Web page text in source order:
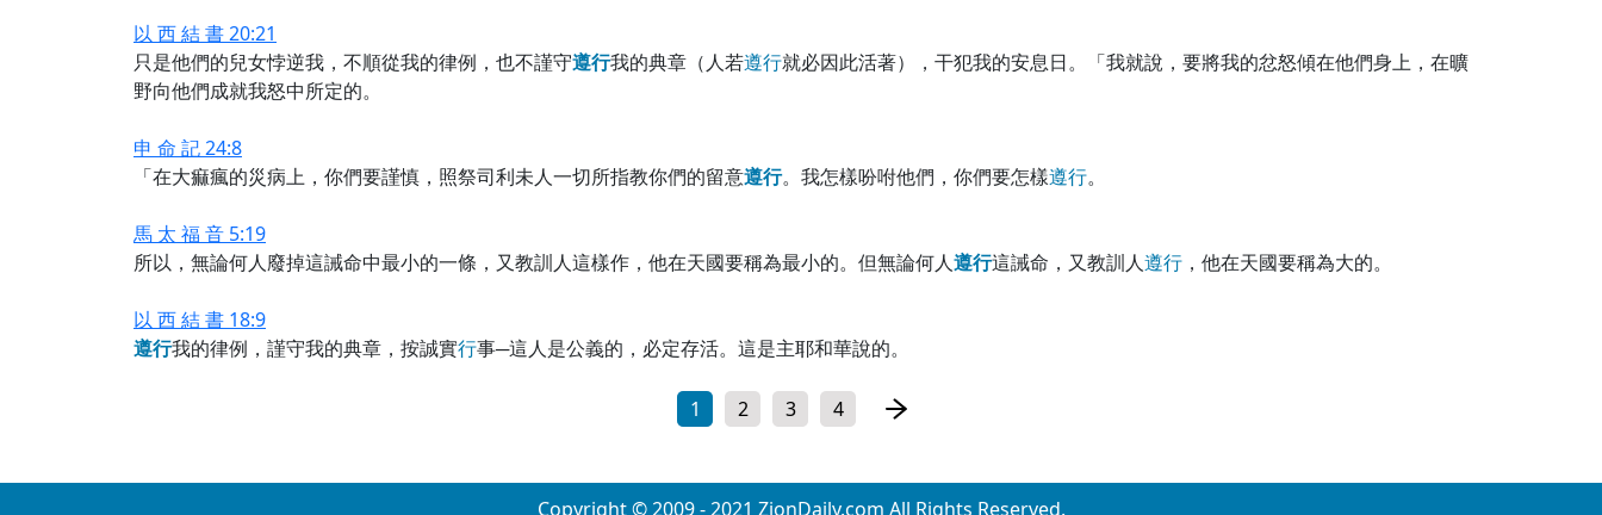
以 西 結 書 20:21
只是他們的兒女悖逆我，不順從我的律例，也不謹守遵行我的典章（人若遵行就必因此活著），干犯我的安息日。「我就說，要將我的忿怒傾在他們身上，在曠
野向他們成就我怒中所定的。
申 命 記 24:8
「在大痲瘋的災病上，你們要謹慎，照祭司利未人一切所指教你們的留意遵行。我怎樣吩咐他們，你們要怎樣遵行。
馬 太 福 音 5:19
所以，無論何人廢掉這誡命中最小的一條，又教訓人這樣作，他在天國要稱為最小的。但無論何人遵行這誡命，又教訓人遵行 ，他在天國要稱為大的。
以 西 結 書 18:9
遵行我的律例，謹守我的典章，按誠實行事─這人是公義的，必定存活。這是主耶和華說的。
1 2 3 4
Copyright © 2009 - 2021 ZionDaily.com All Rights Reserved.